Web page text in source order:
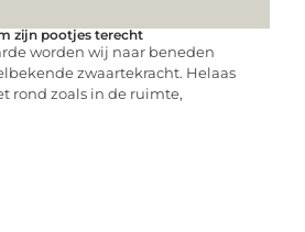
zijn pootjes terecht
worden wij naar beneden
zwaartekracht. Helaas
rond zoals in de ruimte,